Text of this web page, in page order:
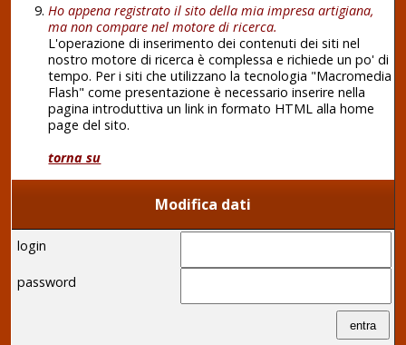
Ho appena registrato il sito della mia impresa artigiana,
ma non compare nel motore di ricerca.
L'operazione di inserimento dei contenuti dei siti nel
nostro motore di ricerca è complessa e richiede un po' di
tempo. Per i siti che utilizzano la tecnologia "Macromedia
Flash" come presentazione è necessario inserire nella
pagina introduttiva un link in formato HTML alla home
page del sito.
torna su
Modifica dati
login
password